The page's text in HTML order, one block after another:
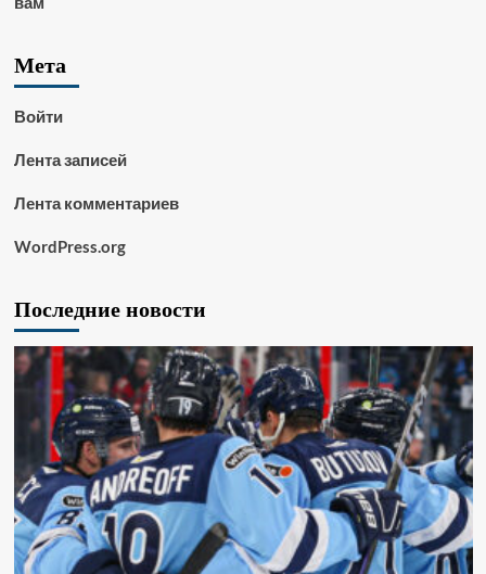
Мета
Войти
Лента записей
Лента комментариев
WordPress.org
Последние новости